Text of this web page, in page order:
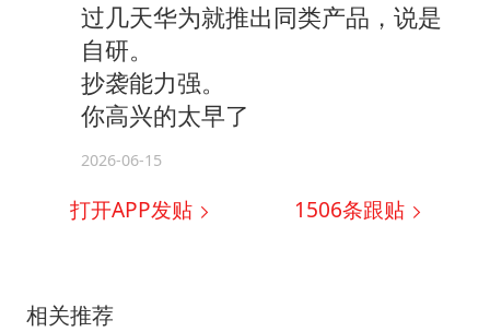
过几天华为就推出同类产品，说是
自研。
抄袭能力强。
你高兴的太早了
2026-06-15
打开APP发贴 1506条跟贴
相关推荐